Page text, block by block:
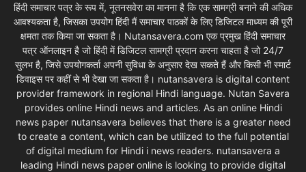
हिंदी समाचार पत्र के रूप में, नूतनसवेरा का मानना है कि एक सामग्री बनाने की अधिक
आवश्यकता है, जिसका उपयोग हिंदी मैं समाचार पाठकों के लिए डिजिटल माध्यम की पूरी
क्षमता तक किया जा सकता है। Nutansavera.com एक प्रमुख हिंदी समाचार
पत्र ऑनलाइन है जो हिंदी में डिजिटल सामग्री प्रदान करना चाहता है जो 24/7
सुलभ है, जिसे उपयोगकर्ता अपनी सुविधा के अनुसार देख सकते हैं और किसी भी स्मार्ट
डिवाइस पर कहीं से भी देखा जा सकता है। nutansavera is digital content
provider framework in regional Hindi language. Nutan Savera
provides online Hindi news and articles. As an online Hindi
news paper nutansavera believes that there is a greater need
to create a content, which can be utilized to the full potential
of digital medium for Hindi i news readers. nutansavera a
leading Hindi news paper online is looking to provide digital